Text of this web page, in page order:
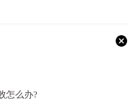
怎么办?